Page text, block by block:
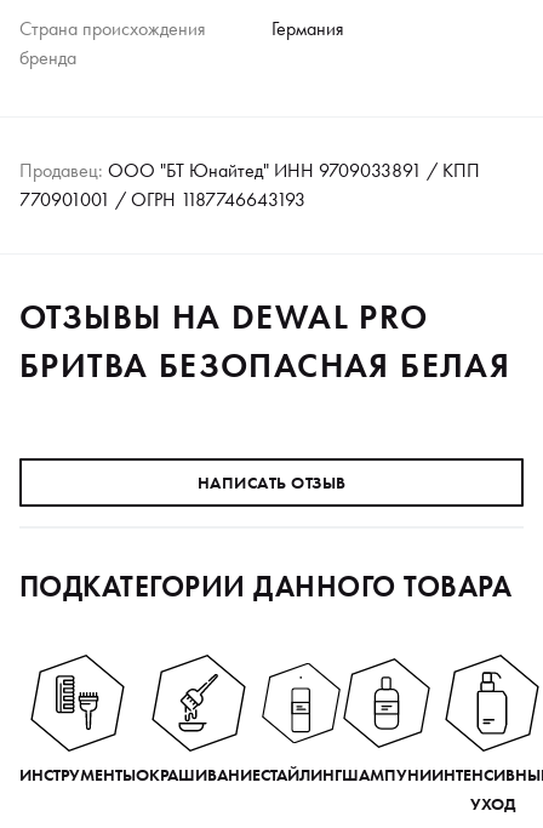
Страна происхождения
бренда
Германия
Продавец: ООО "БТ Юнайтед" ИНН 9709033891 / КПП
770901001 / ОГРН 1187746643193
ОТЗЫВЫ НА DEWAL PRO
БРИТВА БЕЗОПАСНАЯ БЕЛАЯ
НАПИСАТЬ ОТЗЫВ
ПОДКАТЕГОРИИ ДАННОГО ТОВАРА
ИНСТРУМЕНТЫОКРАШИВАНИЕСТАЙЛИНГШАМПУНИ
УХОД